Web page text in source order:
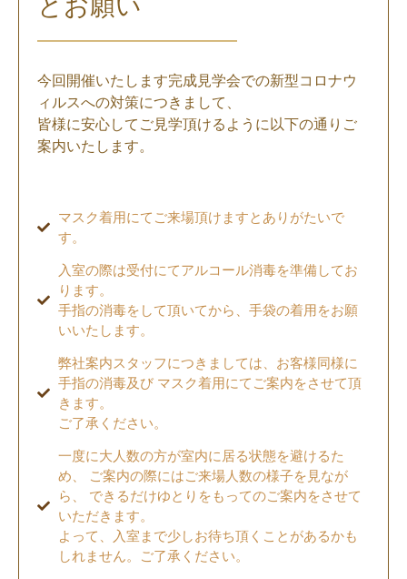
とお願い
今回開催いたします完成見学会での新型コロナウ
ィルスへの対策につきまして、
皆様に安心してご見学頂けるように以下の通りご
案内いたします。
マスク着用にてご来場頂けますとありがたいで
す。
入室の際は受付にてアルコール消毒を準備してお
ります。
手指の消毒をして頂いてから、手袋の着用をお願
いいたします。
弊社案内スタッフにつきましては、お客様同様に
手指の消毒及び マスク着用にてご案内をさせて頂
きます。
ご了承ください。
一度に大人数の方が室内に居る状態を避けるた
め、 ご案内の際にはご来場人数の様子を見なが
ら、 できるだけゆとりをもってのご案内をさせて
いただきます。
よって、入室まで少しお待ち頂くことがあるかも
しれません。ご了承ください。